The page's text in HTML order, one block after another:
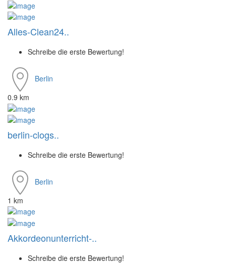
Alles-Clean24..
Schreibe die erste Bewertung!
Berlin
0.9 km
berlin-clogs..
Schreibe die erste Bewertung!
Berlin
1 km
Akkordeonunterricht-..
Schreibe die erste Bewertung!